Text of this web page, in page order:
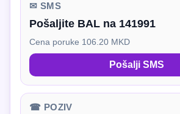
✉ SMS
Pošaljite BAL na 141991
Cena poruke 106.20 MKD
Pošalji SMS
☎ POZIV